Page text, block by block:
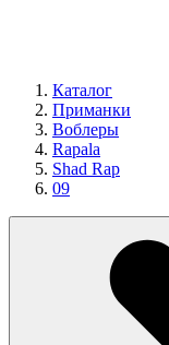
Каталог
Приманки
Воблеры
Rapala
Shad Rap
09